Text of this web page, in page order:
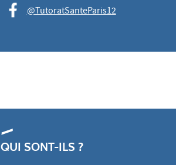
@TutoratSanteParis12
QUI SONT-ILS ?